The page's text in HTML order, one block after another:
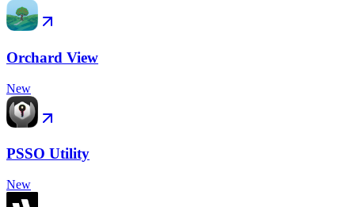
Orchard View
New
PSSO Utility
New